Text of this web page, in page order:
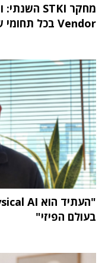
Vendor בכל תחומי שוק ה-IT
בעולם הפיזי"